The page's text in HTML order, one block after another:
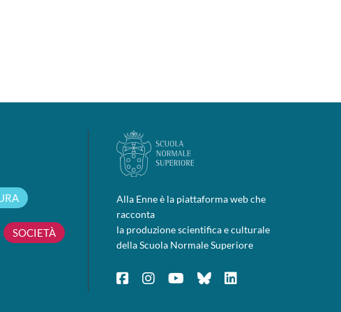
SOCIETÀ
Alla Enne è la piattaforma web che
racconta
la produzione scientifica e culturale
della Scuola Normale Superiore